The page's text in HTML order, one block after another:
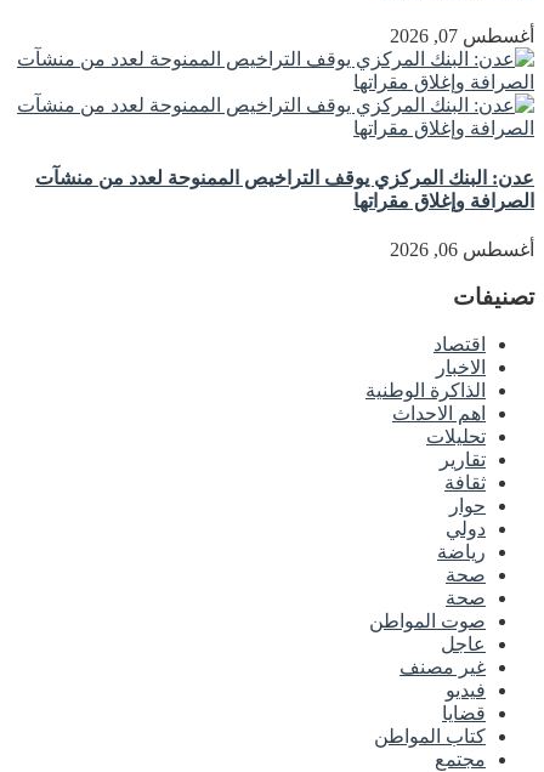
أغسطس 07, 2026
عدن: البنك المركزي يوقف التراخيص الممنوحة لعدد من منشآت
الصرافة وإغلاق مقراتها
أغسطس 06, 2026
تصنيفات
اقتصاد
الاخبار
الذاكرة الوطنية
اهم الاحداث
تحليلات
تقارير
ثقافة
حوار
دولي
رياضة
صحة
صحة
صوت المواطن
عاجل
غير مصنف
فيديو
قضايا
كتاب المواطن
مجتمع